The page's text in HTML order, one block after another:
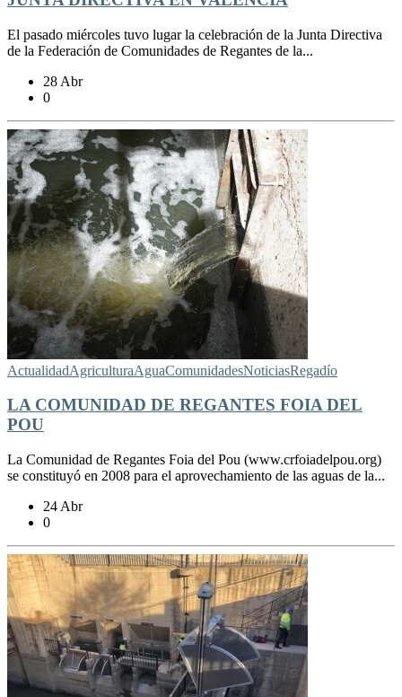
El pasado miércoles tuvo lugar la celebración de la Junta Directiva
de la Federación de Comunidades de Regantes de la...
28 Abr
0
ActualidadAgriculturaAguaComunidadesNoticiasRegadío
LA COMUNIDAD DE REGANTES FOIA DEL
POU
La Comunidad de Regantes Foia del Pou (www.crfoiadelpou.org)
se constituyó en 2008 para el aprovechamiento de las aguas de la...
24 Abr
0